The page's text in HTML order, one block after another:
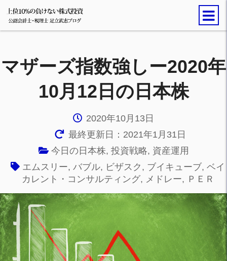
マザーズ指数強しー2020年
10月12日の日本株
2020年10月13日
最終更新日：2021年1月31日
今日の日本株, 投資戦略, 資産運用
エムスリー,バブル, ビザスク , ブイキューブ,ベイ
カレント・コンサルティング, メドレー, ＰＥＲ